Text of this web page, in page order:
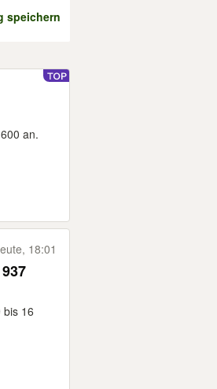
speichern
an.
18:01
bis 16